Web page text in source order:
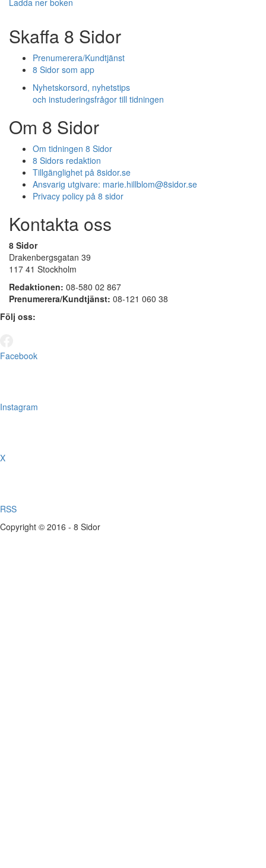
Ladda ner boken
Skaffa 8 Sidor
Prenumerera/Kundtjänst
8 Sidor som app
Nyhetskorsord, nyhetstips
och instuderingsfrågor till tidningen
Om 8 Sidor
Om tidningen 8 Sidor
8 Sidors redaktion
Tillgänglighet på 8sidor.se
Ansvarig utgivare: marie.hillblom@8sidor.se
Privacy policy på 8 sidor
Kontakta oss
8 Sidor
Drakenbergsgatan 39
117 41 Stockholm
Redaktionen: 08-580 02 867
Prenumerera/Kundtjänst: 08-121 060 38
Följ oss:
Facebook
Instagram
X
RSS
Copyright © 2016 - 8 Sidor